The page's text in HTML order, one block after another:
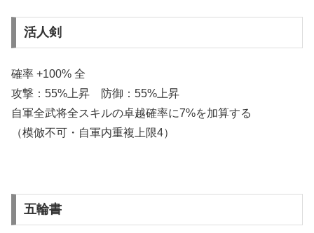
活人剣
確率 +100% 全
攻撃：55%上昇 防御：55%上昇
自軍全武将全スキルの卓越確率に7%を加算する
（模倣不可・自軍内重複上限4）
五輪書